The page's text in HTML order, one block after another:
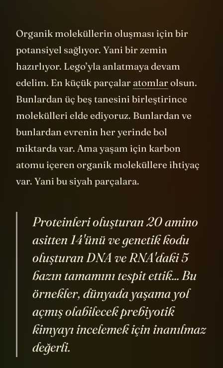
Organik moleküllerin oluşması için bir
potansiyel sağlıyor. Yani bir zemin
hazırlıyor. Lego’yla anlatmaya devam
edelim. En küçük parçalar atomlarolsun.
Bunlardan üç beş tanesini birleştirince
molekülleri elde ediyoruz. Bunlardan ve
bunlardan evrenin her yerinde bol
miktarda var. Ama yaşam için karbon
atomu içeren organik moleküllere ihtiyaç
var. Yani bu siyah parçalara.
Proteinleri oluşturan 20 amino
asitten 14'ünü ve genetik kodu
oluşturan DNA ve RNA'daki 5
bazın tamamını tespit ettik... Bu
örnekler, dünyada yaşama yol
açmış olabilecek prebiyotik
kimyayı incelemek için inanılmaz
değerli.